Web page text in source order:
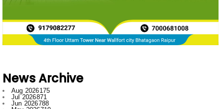
News Archive
Jun 2026
788
May 2026719
Apr 2026597
Mar 2026596
Feb 2026634
Jan 2026749